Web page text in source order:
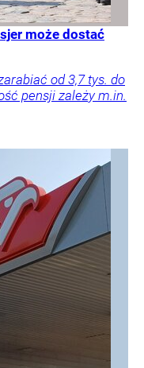
może dostać
od 3,7 tys. do
pensji zależy m.in.